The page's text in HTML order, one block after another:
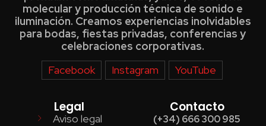
molecular y producción técnica de sonido e
iluminación. Creamos experiencias inolvidables
para bodas, fiestas privadas, conferencias y
celebraciones corporativas.
Facebook
Instagram YouTube
Legal
Aviso legal
Contacto
(+34) 666 300 985